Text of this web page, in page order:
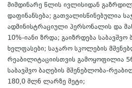
მიმდინარე წლის ივლისიდან
დაფინანსება; გათვალისწინებულია
ადმინისტრაციული პერსონალის და
10%-იანი ზრდა; გაიზრდება
ხელფასები; საჯარო სკოლების
რეაბილიტაციისთვის გამოყოფილია
საბავშვო ბაღების მშენებლობა-
180,0 მლნ ლარზე მეტი;